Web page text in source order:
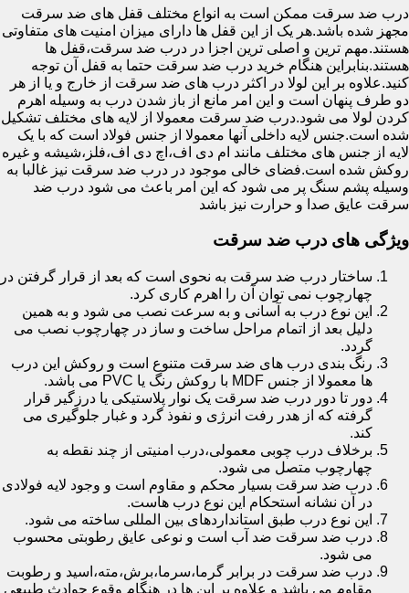
درب ضد سرقت ممکن است به انواع مختلف قفل های ضد سرقت
مجهز شده باشد.هر یک از این قفل ها دارای میزان امنیت های متفاوتی
هستند.مهم ترین و اصلی ترین اجزا در درب ضد سرقت،قفل ها
هستند.بنابراین هنگام خرید درب ضد سرقت حتما به قفل آن توجه
کنید.علاوه بر این لولا در اکثر درب های ضد سرقت از خارج و یا از هر
دو طرف پنهان است و این امر مانع از باز شدن درب به وسیله اهرم
کردن لولا می شود.درب ضد سرقت معمولا از لایه های مختلف تشکیل
شده است.جنس لایه داخلی آنها معمولا از جنس فولاد است که با یک
لایه از جنس های مختلف مانند ام دی اف،اچ دی اف،فلز،شیشه و غیره
روکش شده است.فضای خالی موجود در درب ضد سرقت نیز غالبا به
وسیله پشم سنگ پر می شود که این امر باعث می شود درب ضد
سرقت عایق صدا و حرارت نیز باشد
ویژگی های درب ضد سرقت
ساختار درب ضد سرقت به نحوی است که بعد از قرار گرفتن در
چهارچوب نمی توان آن را اهرم کاری کرد.
این نوع درب به آسانی و به سرعت نصب می شود و به همین
دلیل بعد از اتمام مراحل ساخت و ساز در چهارچوب نصب می
گردد.
رنگ بندی درب های ضد سرقت متنوع است و روکش این درب
ها معمولا از جنس MDF با روکش رنگ یا PVC می باشد.
دور تا دور درب ضد سرقت یک نوار پلاستیکی یا درزگیر قرار
گرفته که از هدر رفت انرژی و نفوذ گرد و غبار جلوگیری می
کند.
برخلاف درب چوبی معمولی،درب امنیتی از چند نقطه به
چهارچوب متصل می شود.
درب ضد سرقت بسیار محکم و مقاوم است و وجود لایه فولادی
در آن نشانه استحکام این نوع درب هاست.
این نوع درب طبق استانداردهای بین المللی ساخته می شود.
درب ضد سرقت ضد آب است و نوعی عایق رطوبتی محسوب
می شود.
درب ضد سرقت در برابر گرما،سرما،برش،مته،اسید و رطوبت
مقاوم می باشد و علاوه بر این ها در هنگام وقوع حوادث طبیعی